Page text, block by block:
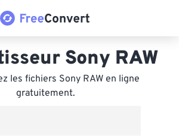
Sony RAW
les fichiers Sony RAW en ligne
gratuitement.